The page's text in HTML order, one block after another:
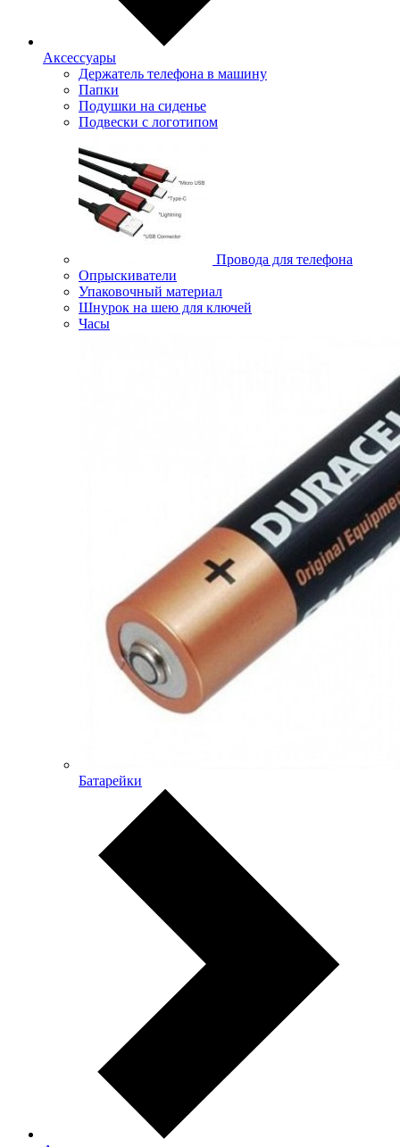
Аксессуары
Держатель телефона в машину
Папки
Подушки на сиденье
Подвески с логотипом
Провода для телефона
Опрыскиватели
Упаковочный материал
Шнурок на шею для ключей
Часы
Батарейки